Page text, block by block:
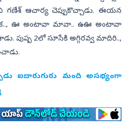
గణేశ్‌ ఆచార్య చెప్పుకొచ్చాడు. ఈయన
ఊ అంటావా మావా.. ఉఊ అంటావా
పుష్ప 2లో సూసేకి అగ్గిరవ్వ మాదిరి..,
ఐదారుగురు మంది అసభ్యంగా